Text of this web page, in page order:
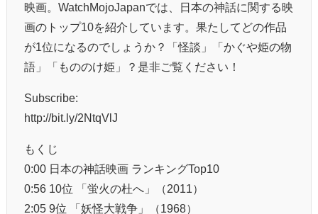
映画。WatchMojoJapanでは、日本の神話に関する映
画のトップ10を紹介しています。果たしてどの作品
が1位になるのでしょうか？「怪談」「かぐや姫の物
語」「もののけ姫」？是非ご覧ください！
Subscribe:
http://bit.ly/2NtqVlJ
もくじ
0:00 日本の神話映画 ランキングTop10
0:56 10位 「蛍火の杜へ」（2011）
2:05 9位 「妖怪大戦争」（1968）